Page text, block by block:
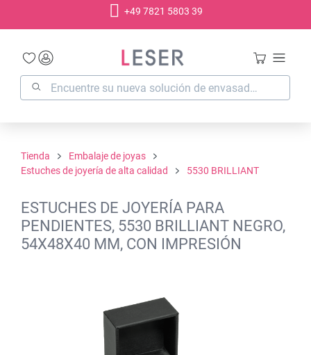
+49 7821 5803 39
Tienda
Embalaje de joyas
Estuches de joyería de alta calidad
5530 BRILLIANT
ESTUCHES DE JOYERÍA PARA
PENDIENTES, 5530 BRILLIANT NEGRO,
54X48X40 MM, CON IMPRESIÓN